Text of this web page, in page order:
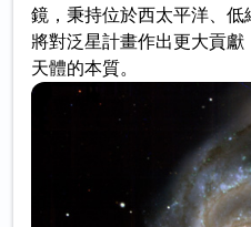
鏡，秉持位於西太平洋、低
將對泛星計畫作出更大貢
天體的本質。